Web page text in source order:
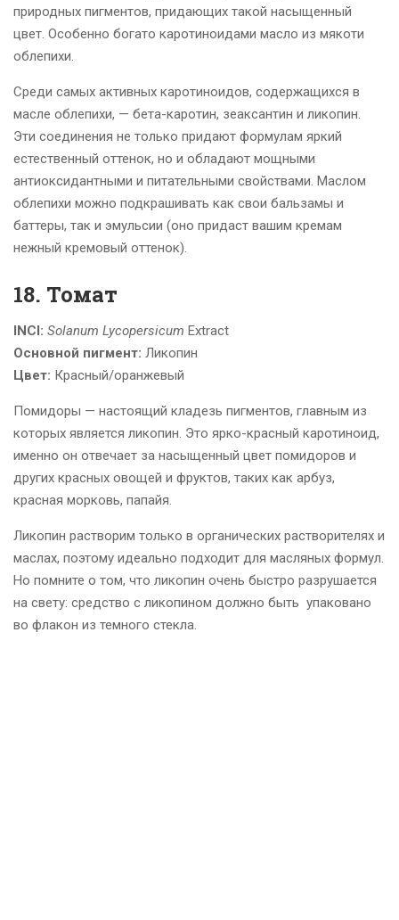
природных пигментов, придающих такой насыщенный
цвет. Особенно богато каротиноидами масло из мякоти
облепихи.
Среди самых активных каротиноидов, содержащихся в
масле облепихи, — бета-каротин, зеаксантин и ликопин.
Эти соединения не только придают формулам яркий
естественный оттенок, но и обладают мощными
антиоксидантными и питательными свойствами. Маслом
облепихи можно подкрашивать как свои бальзамы и
баттеры, так и эмульсии (оно придаст вашим кремам
нежный кремовый оттенок).
18. Томат
INCI: Solanum Lycopersicum Extract
Основной пигмент: Ликопин
Цвет: Красный/оранжевый
Помидоры — настоящий кладезь пигментов, главным из
которых является ликопин. Это ярко-красный каротиноид,
именно он отвечает за насыщенный цвет помидоров и
других красных овощей и фруктов, таких как арбуз,
красная морковь, папайя.
Ликопин растворим только в органических растворителях и
маслах, поэтому идеально подходит для масляных формул.
Но помните о том, что ликопин очень быстро разрушается
на свету: средство с ликопином должно быть упаковано
во флакон из темного стекла.